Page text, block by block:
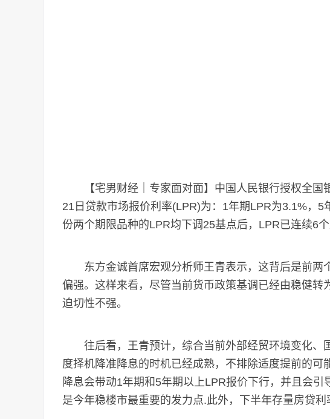
【宅男财经｜专家面对面】中国人民银行授权全国
21日贷款市场报价利率(LPR)为：1年期LPR为3.1%，5
份两个期限品种的LPR均下调25基点后，LPR已连续6个
东方金诚首席宏观分析师王青表示，这背后是前两
偏强。这样来看，尽管当前货币政策基调已经由稳健转
迫切性不强。
往后看，王青预计，综合当前外部经贸环境变化、
度择机降准降息的时机已经成熟，不排除适度提前的可
降息会带动1年期和5年期以上LPR报价下行，并且会
是今年稳楼市最重要的发力点.此外，下半年存量房贷利